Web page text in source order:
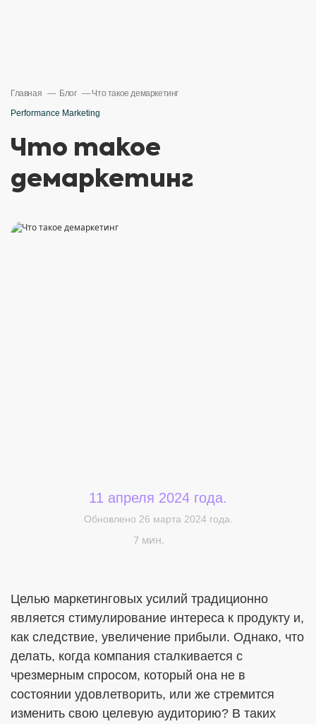
ОТПРАВИТЬ
Главная Блог
Что такое демаркетинг
Performance Marketing
Что такое
демаркетинг
11 апреля 2024 года.
Обновлено 26 марта 2024 года.
7 мин.
Целью маркетинговых усилий традиционно
является стимулирование интереса к продукту и,
как следствие, увеличение прибыли. Однако, что
делать, когда компания сталкивается с
чрезмерным спросом, который она не в
состоянии удовлетворить, или же стремится
изменить свою целевую аудиторию? В таких